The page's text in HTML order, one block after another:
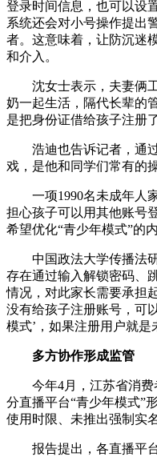
登录时间信息，也可以设
系统还会对小号操作提出
者。这意味着，让防沉迷
和介入。
沈女士表示，夫妻俩工
奶一起生活，隔代长辈的
是把身份证借给孩子注册
浩迪也告诉记者，通过
戏，是他和同学们常有的操
一项1990名未成年人家
担心孩子可以用其他账号
希望优化“青少年模式”的内
中国政法大学传播法研
存在通过输入解锁密码、
情况，对此家长需要承担
没有给孩子注册账号，可
模式’，如果注册用户就
多方协作形成监管
今年4月，江苏省消费
分直播平台“青少年模式”
使用时限、未推出强制实
报告提出，各直播平台